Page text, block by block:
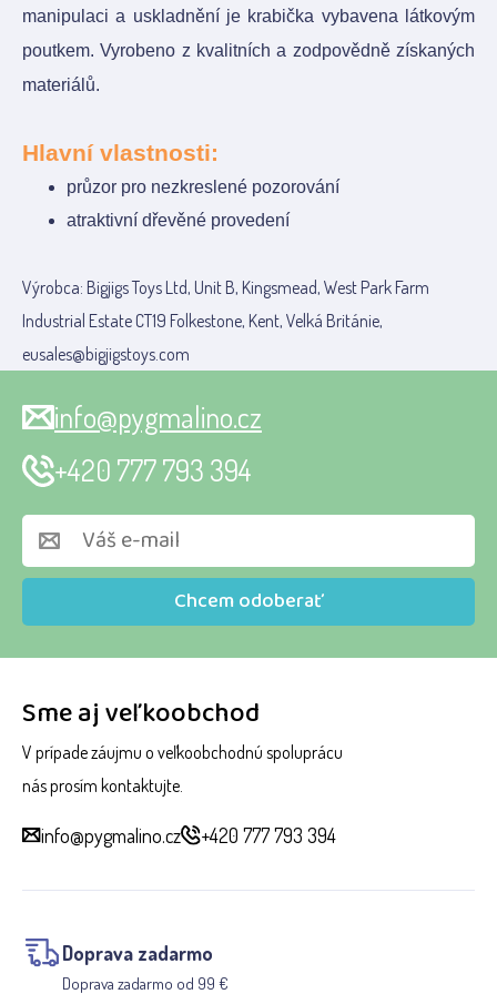
manipulaci a uskladnění je krabička vybavena látkovým
poutkem. Vyrobeno z kvalitních a zodpovědně získaných
materiálů.
Hlavní vlastnosti:
průzor pro nezkreslené pozorování
atraktivní dřevěné provedení
Výrobca: Bigjigs Toys Ltd, Unit B, Kingsmead, West Park Farm
Industrial Estate CT19 Folkestone, Kent, Velká Británie,
eusales@bigjigstoys.com
Sme aj veľkoobchod
V prípade záujmu o veľkoobchodnú spoluprácu
nás prosím kontaktujte.
info@pygmalino.cz +420 777 793 394
Doprava zadarmo
Doprava zadarmo od 99 €
Chcem odoberať
info@pygmalino.cz
+420 777 793 394